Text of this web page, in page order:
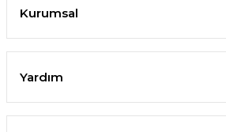
Kurumsal
Yardım